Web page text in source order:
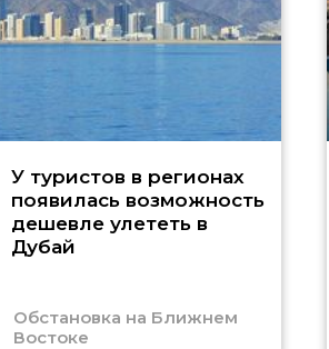
У туристов в регионах
появилась возможность
дешевле улететь в
Дубай
Обстановка на Ближнем
Востоке